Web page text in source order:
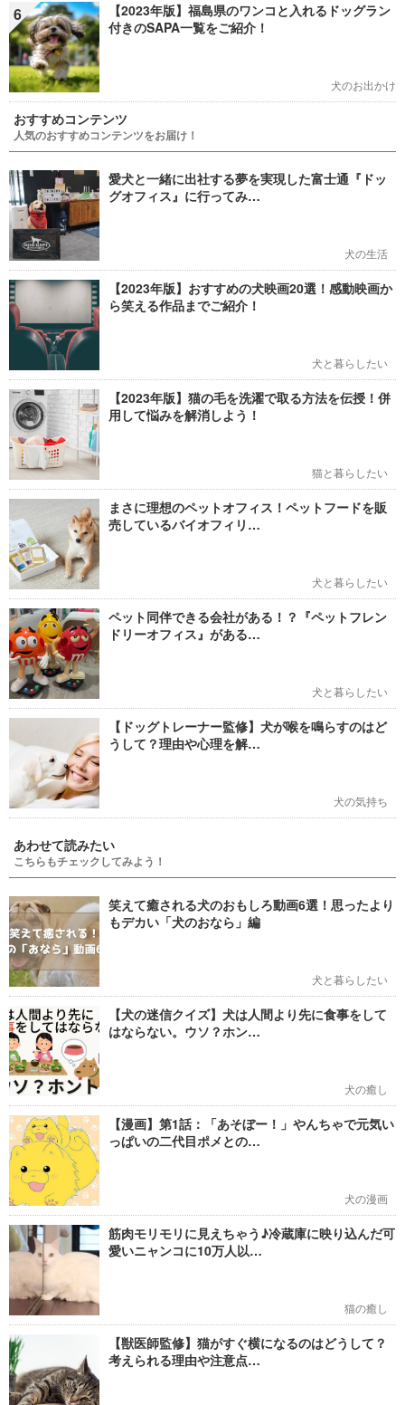
6
【2023年版】福島県のワンコと入れるドッグラン
付きのSAPA一覧をご紹介！
犬のお出かけ
おすすめコンテンツ
人気のおすすめコンテンツをお届け！
愛犬と一緒に出社する夢を実現した富士通『ドッ
グオフィス』に行ってみ…
犬の生活
【2023年版】おすすめの犬映画20選！感動映画か
ら笑える作品までご紹介！
犬と暮らしたい
【2023年版】猫の毛を洗濯で取る方法を伝授！併
用して悩みを解消しよう！
猫と暮らしたい
まさに理想のペットオフィス！ペットフードを販
売しているバイオフィリ…
犬と暮らしたい
ペット同伴できる会社がある！？『ペットフレン
ドリーオフィス』がある…
犬と暮らしたい
【ドッグトレーナー監修】犬が喉を鳴らすのはど
うして？理由や心理を解…
犬の気持ち
あわせて読みたい
こちらもチェックしてみよう！
笑えて癒される犬のおもしろ動画6選！思ったより
もデカい「犬のおなら」編
犬と暮らしたい
【犬の迷信クイズ】犬は人間より先に食事をして
はならない。ウソ？ホン…
犬の癒し
【漫画】第1話：「あそぼー！」やんちゃで元気い
っぱいの二代目ポメとの…
犬の漫画
筋肉モリモリに見えちゃう♪冷蔵庫に映り込んだ可
愛いニャンコに10万人以…
猫の癒し
【獣医師監修】猫がすぐ横になるのはどうして？
考えられる理由や注意点…